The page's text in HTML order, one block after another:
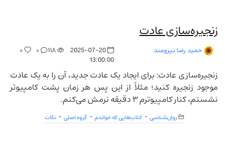
زنجیره‌سازی عادت
حمید رضا نیرومند
2025-07-20
13:00:00
۱۱۸ ۰ ۰
زنجیره‌سازی عادت: برای ایجاد یک عادت جدید، آن را به یک عادت
موجود زنجیره کنید؛ مثلاً از این پس هر زمان پشت کامپیوتر
نشستم، کنار کامپیوترم ۳ دقیقه نرمش می‌کنم.
روان‌شناسی کتاب‌هایی که خواندم گروه اصلی نکات